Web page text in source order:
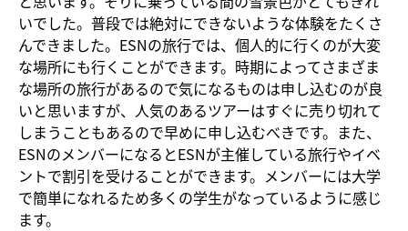
いでした。普段では絶対にできないような体験をたくさ
んできました。ESNの旅行では、個人的に行くのが大変
な場所にも行くことができます。時期によってさまざま
な場所の旅行があるので気になるものは申し込むのが良
いと思いますが、人気のあるツアーはすぐに売り切れて
しまうこともあるので早めに申し込むべきです。また、
ESNのメンバーになるとESNが主催している旅行やイベ
ントで割引を受けることができます。メンバーには大学
で簡単になれるため多くの学生がなっているように感じ
ます。